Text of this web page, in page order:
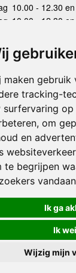
maken gebruik
tracking-
surfervaring
om
en
te begrijpen
Ik ga
Ik
Wijzig mijn
10.00 - 12.30
10.00 - 12.30
10.00 - 12.30
10.00 - 12.30
Zaterdag
Zondag